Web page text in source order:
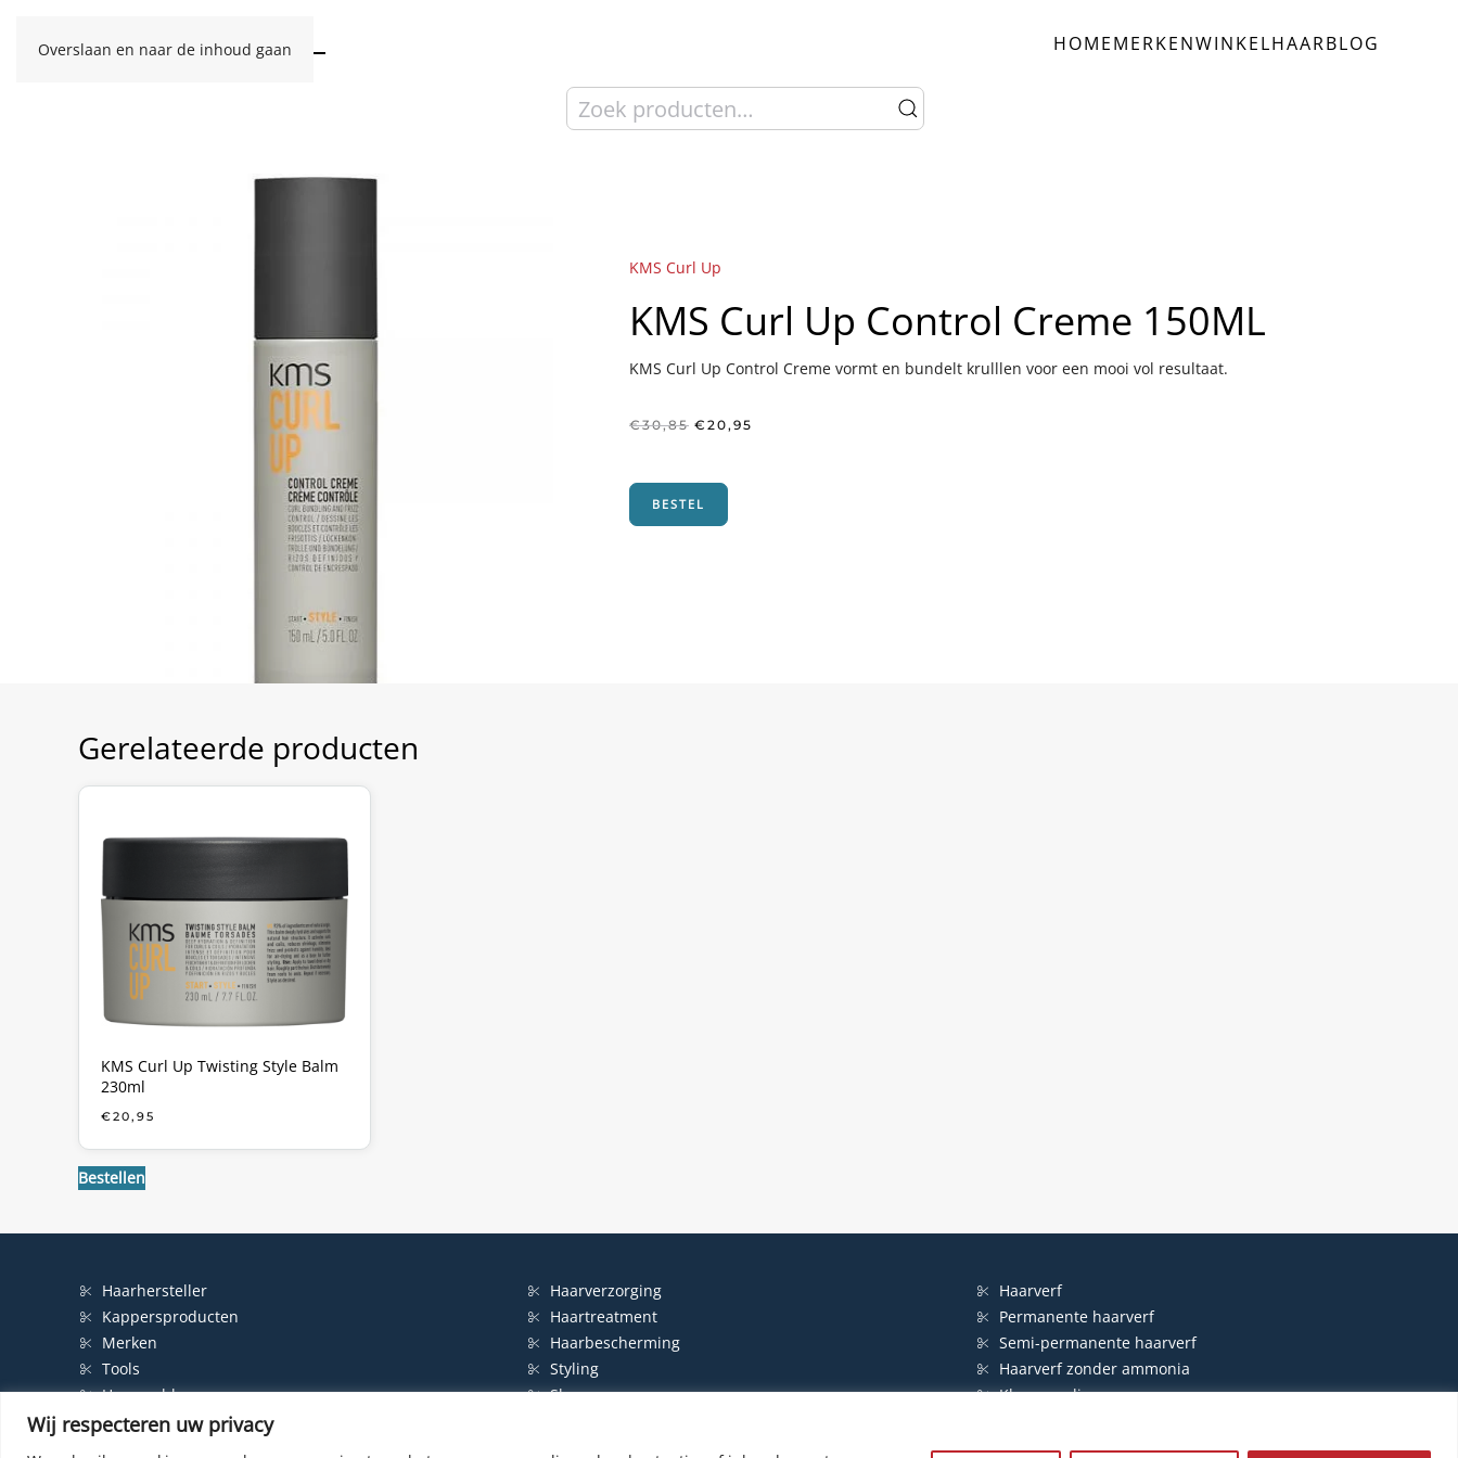
Wij respecteren uw privacy
Overslaan en naar de inhoud gaan HOMEMERKENWINKELHAARBLOG
Zoeken
naar:
KMS Curl Up
KMS Curl Up Control Creme 150ML
KMS Curl Up Control Creme vormt en bundelt krulllen voor een mooi vol resultaat.
€30,85 Oorspronkelijke
€ 20,95
BESTEL
Gerelateerde producten
KMS Curl Up Twisting Style Balm
230ml
€20,95
Bestellen
Haarhersteller
Kappersproducten
Merken
Tools
Haarproblemen
Haarverzorging
Haartreatment
Haarbescherming
Styling
Shampoo
Haarverf
Permanente haarverf
Semi-permanente haarverf
Haarverf zonder ammonia
Kleurspoeling